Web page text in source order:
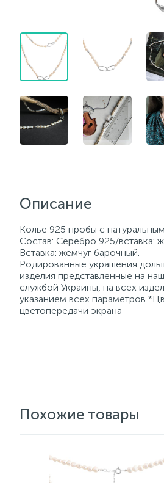
Описание
Колье 925 пробы с
Состав: Серебро 925/вставка:
Вставка: жемчуг барочный.
Родированные украшения
изделия представленные на
службой Украины, на всех
указанием всех
цветопередачи экрана
Похожие товары